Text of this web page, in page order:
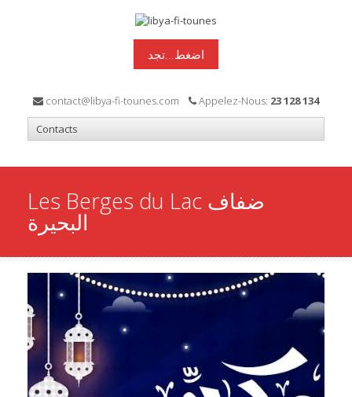
اضغط...تجد
contact@libya-fi-tounes.com Appelez-Nous: 23 128 134
Les Berges du Lac ضفاف
البحيرة